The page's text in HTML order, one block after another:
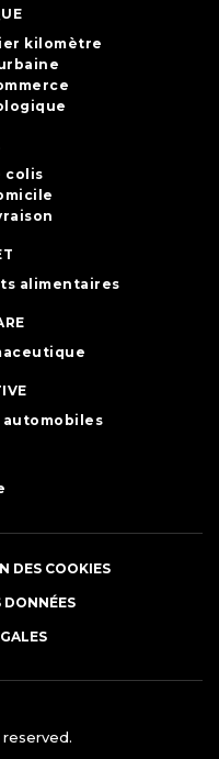
kilomètre
colis
alimentaires
automobiles
DES COOKIES
DONNÉES